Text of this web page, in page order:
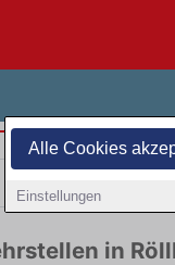
Alle Cookies
Einstellungen
in